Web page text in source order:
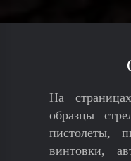
На
образцы
пистолеты,
винтовки,